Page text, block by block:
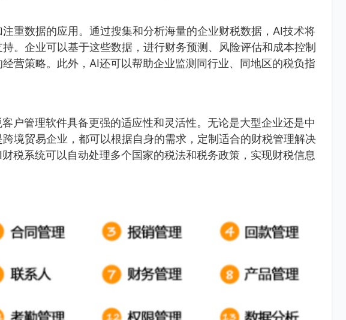
重数据的应用。通过搜集和分析海量的企业财税数据，AI技术将
。企业可以基于这些数据，进行财务预测、风险评估和成本控制
营策略。此外，AI还可以帮助企业监测同行业、同地区的税负指
户管理软件具备更强的适应性和灵活性。无论是大型企业还是中
境贸易企业，都可以根据自身的需求，定制适合的财税管理解决
税系统可以自动处理多个国家的税法和税务政策，实现财税信息